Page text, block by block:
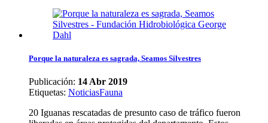
Porque la naturaleza es sagrada, Seamos Silvestres
Publicación: 14 Abr 2019
Etiquetas: NoticiasFauna
20 Iguanas rescatadas de presunto caso de tráfico fueron